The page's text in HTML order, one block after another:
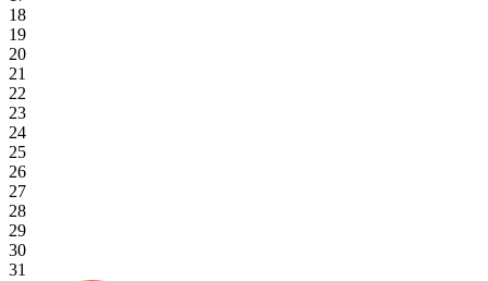
18
19
20
21
22
23
24
25
26
27
28
29
30
31